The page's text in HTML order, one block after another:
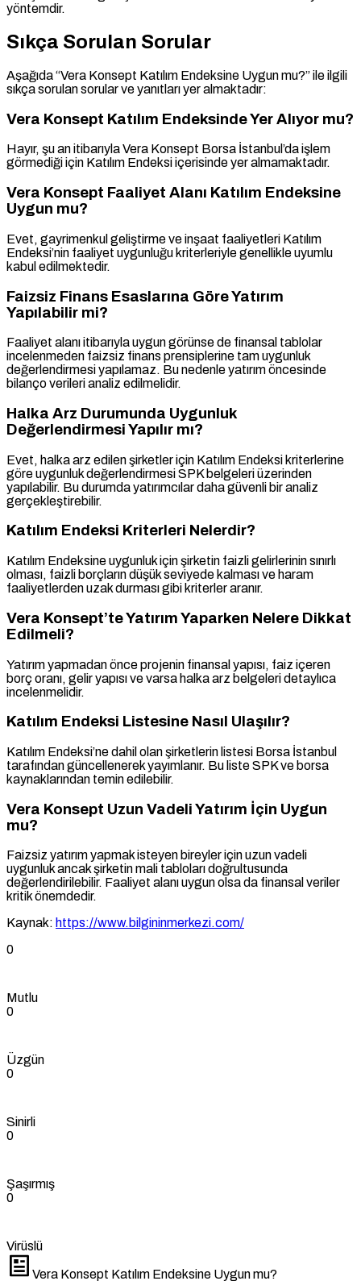
yöntemdir.
Sıkça Sorulan Sorular
Aşağıda “Vera Konsept Katılım Endeksine Uygun mu?” ile ilgili
sıkça sorulan sorular ve yanıtları yer almaktadır:
Vera Konsept Katılım Endeksinde Yer Alıyor mu?
Hayır, şu an itibarıyla Vera Konsept Borsa İstanbul’da işlem
görmediği için Katılım Endeksi içerisinde yer almamaktadır.
Vera Konsept Faaliyet Alanı Katılım Endeksine
Uygun mu?
Evet, gayrimenkul geliştirme ve inşaat faaliyetleri Katılım
Endeksi’nin faaliyet uygunluğu kriterleriyle genellikle uyumlu
kabul edilmektedir.
Faizsiz Finans Esaslarına Göre Yatırım
Yapılabilir mi?
Faaliyet alanı itibarıyla uygun görünse de finansal tablolar
incelenmeden faizsiz finans prensiplerine tam uygunluk
değerlendirmesi yapılamaz. Bu nedenle yatırım öncesinde
bilanço verileri analiz edilmelidir.
Halka Arz Durumunda Uygunluk
Değerlendirmesi Yapılır mı?
Evet, halka arz edilen şirketler için Katılım Endeksi kriterlerine
göre uygunluk değerlendirmesi SPK belgeleri üzerinden
yapılabilir. Bu durumda yatırımcılar daha güvenli bir analiz
gerçekleştirebilir.
Katılım Endeksi Kriterleri Nelerdir?
Katılım Endeksine uygunluk için şirketin faizli gelirlerinin sınırlı
olması, faizli borçların düşük seviyede kalması ve haram
faaliyetlerden uzak durması gibi kriterler aranır.
Vera Konsept’te Yatırım Yaparken Nelere Dikkat
Edilmeli?
Yatırım yapmadan önce projenin finansal yapısı, faiz içeren
borç oranı, gelir yapısı ve varsa halka arz belgeleri detaylıca
incelenmelidir.
Katılım Endeksi Listesine Nasıl Ulaşılır?
Katılım Endeksi’ne dahil olan şirketlerin listesi Borsa İstanbul
tarafından güncellenerek yayımlanır. Bu liste SPK ve borsa
kaynaklarından temin edilebilir.
Vera Konsept Uzun Vadeli Yatırım İçin Uygun
mu?
Faizsiz yatırım yapmak isteyen bireyler için uzun vadeli
uygunluk ancak şirketin mali tabloları doğrultusunda
değerlendirilebilir. Faaliyet alanı uygun olsa da finansal veriler
kritik önemdedir.
Kaynak: https://www.bilgininmerkezi.com/
0
Mutlu
0
Üzgün
0
Sinirli
0
Şaşırmış
0
Virüslü
Vera Konsept Katılım Endeksine Uygun mu?